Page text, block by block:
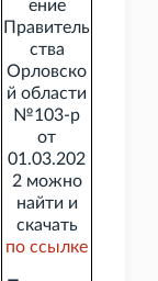
ение
Правитель
ства
Орловско
й области
№103-р
от
01.03.202
2 можно
найти и
скачать
по ссылке